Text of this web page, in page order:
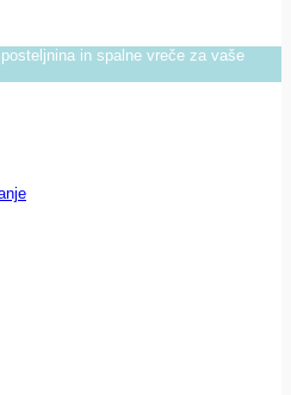
in spalne vreče za vaše